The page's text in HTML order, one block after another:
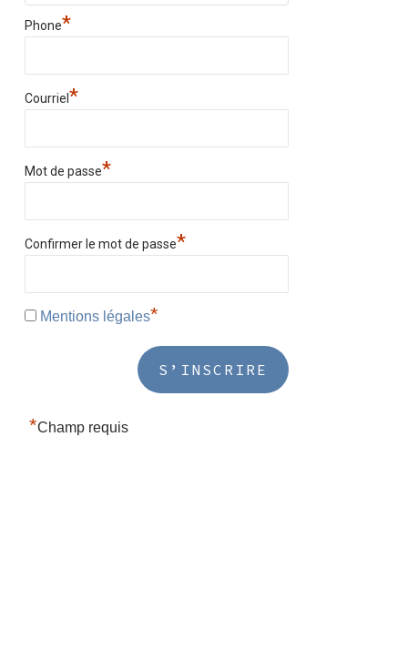
Phone*
Courriel *
Mot de passe*
Confirmer le mot de passe*
Mentions légales*
*Champ requis